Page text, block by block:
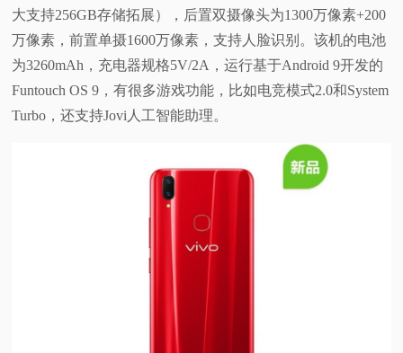
大支持256GB存储拓展），后置双摄像头为1300万像素+200
万像素，前置单摄1600万像素，支持人脸识别。该机的电池
为3260mAh，充电器规格5V/2A，运行基于Android 9开发的
Funtouch OS 9，有很多游戏功能，比如电竞模式2.0和System
Turbo，还支持Jovi人工智能助理。